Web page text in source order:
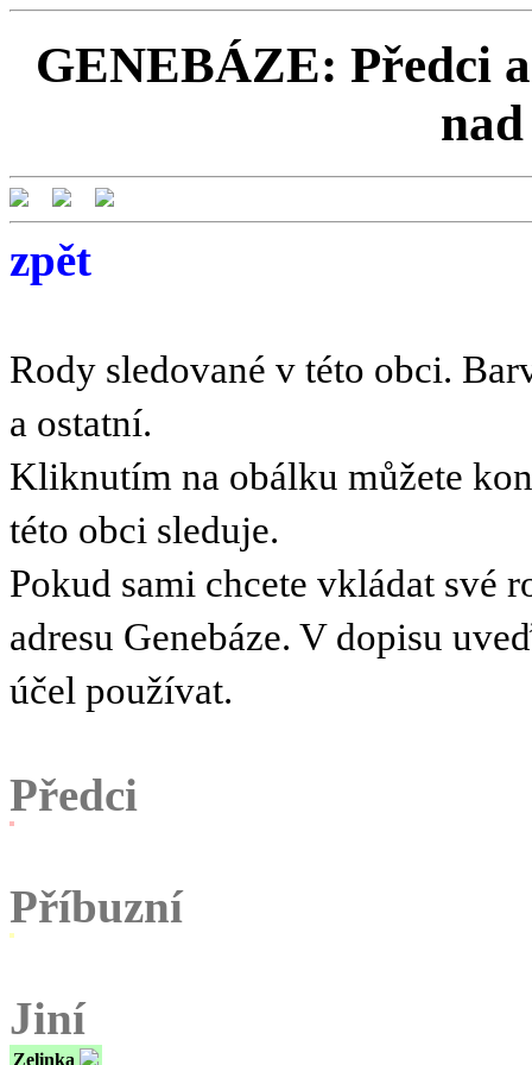
GENEBÁZE: Předci
zpět
Rody sledované v této obci.
a ostatní.
Kliknutím na obálku můžete
této obci sleduje.
Pokud sami chcete vkládat své
adresu Genebáze. V dopisu
účel používat.
Předci
Příbuzní
Jiní
Zelinka